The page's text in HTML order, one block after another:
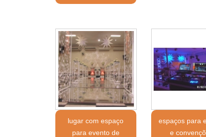
lugar com espaço
para evento de
espaços para
e